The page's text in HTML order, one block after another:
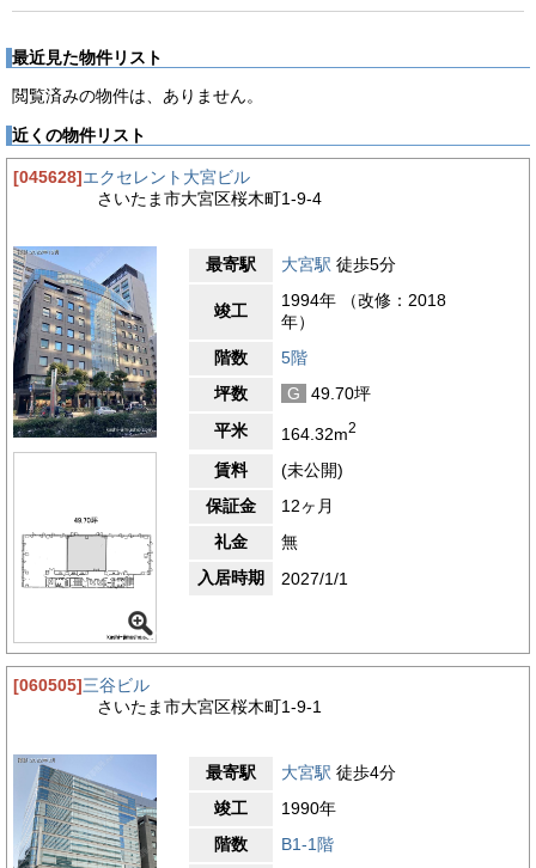
最近見た物件リスト
閲覧済みの物件は、ありません。
近くの物件リスト
[045628]エクセレント大宮ビル
さいたま市大宮区桜木町1-9-4
最寄駅 大宮駅 徒歩5分
竣工
1994年 （改修：2018
年）
階数
5階
坪数
G
49.70坪
平米
164.32m2
賃料
(未公開)
保証金
12ヶ月
礼金
無
入居時期
2027/1/1
[060505]三谷ビル
さいたま市大宮区桜木町1-9-1
最寄駅 大宮駅 徒歩4分
竣工
1990年
階数
B1-1階